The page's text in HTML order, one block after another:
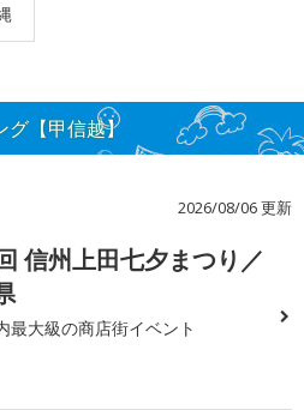
グ【甲信越】
2026/08/06 更新
信州上田七夕まつり／
最大級の商店街イベント